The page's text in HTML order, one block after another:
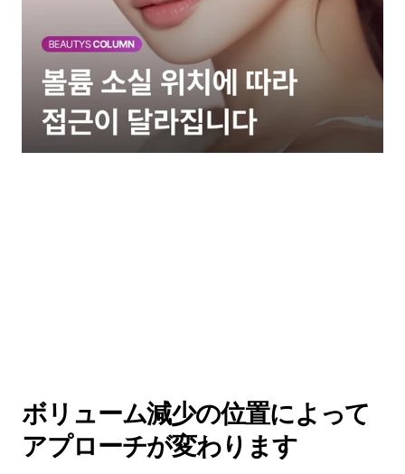
ボリューム減少の位置によって
アプローチが変わります